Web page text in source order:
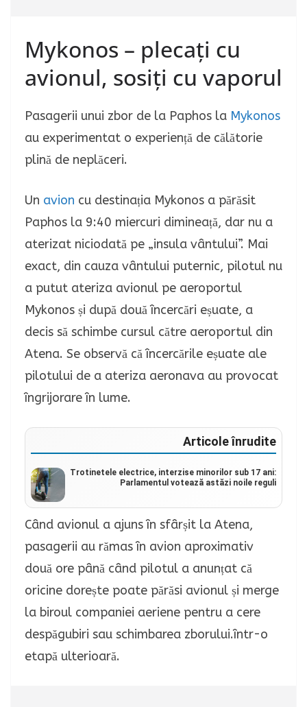
Mykonos – plecați cu
avionul, sosiți cu vaporul
Pasagerii unui zbor de la Paphos la Mykonos
au experimentat o experiență de călătorie
plină de neplăceri.
Un avion cu destinația Mykonos a părăsit
Paphos la 9:40 miercuri dimineață, dar nu a
aterizat niciodată pe „insula vântului”. Mai
exact, din cauza vântului puternic, pilotul nu
a putut ateriza avionul pe aeroportul
Mykonos și după două încercări eșuate, a
decis să schimbe cursul către aeroportul din
Atena. Se observă că încercările eșuate ale
pilotului de a ateriza aeronava au provocat
îngrijorare în lume.
Articole înrudite
Trotinetele electrice, interzise minorilor sub 17 ani:
Parlamentul votează astăzi noile reguli
Când avionul a ajuns în sfârșit la Atena,
pasagerii au rămas în avion aproximativ
două ore până când pilotul a anunțat că
oricine dorește poate părăsi avionul și merge
la biroul companiei aeriene pentru a cere
despăgubiri sau schimbarea zborului.într-o
etapă ulterioară.